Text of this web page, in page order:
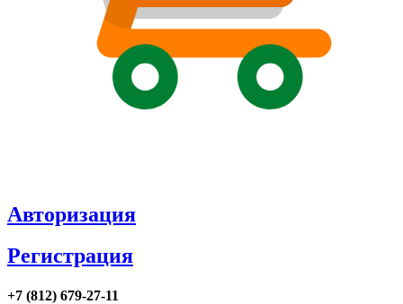
Авторизация
Регистрация
+7 (812) 679-27-11